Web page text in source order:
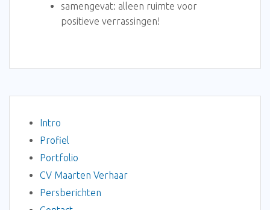
samengevat: alleen ruimte voor
positieve verrassingen!
Intro
Profiel
Portfolio
CV Maarten Verhaar
Persberichten